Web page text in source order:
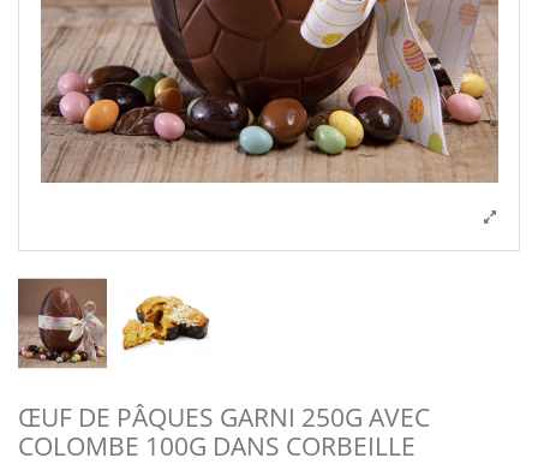
ŒUF DE PÂQUES GARNI 250G AVEC
COLOMBE 100G DANS CORBEILLE